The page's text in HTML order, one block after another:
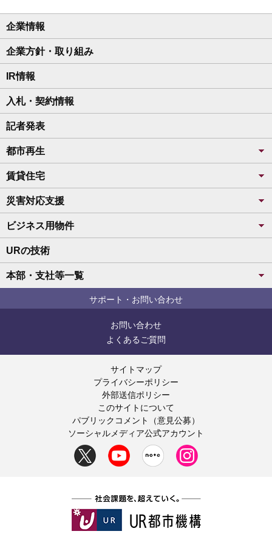
企業情報
企業方針・取り組み
IR情報
入札・契約情報
記者発表
都市再生
賃貸住宅
災害対応支援
ビジネス用物件
URの技術
本部・支社等一覧
サポート・お問い合わせ
お問い合わせ
よくあるご質問
サイトマップ
プライバシーポリシー
外部送信ポリシー
このサイトについて
パブリックコメント（意見公募）
ソーシャルメディア公式アカウント